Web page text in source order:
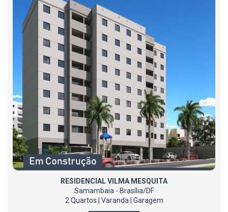
RESIDENCIAL VILMA MESQUITA
Samambaia - Brasília/DF
2 Quartos | Varanda | Garagem